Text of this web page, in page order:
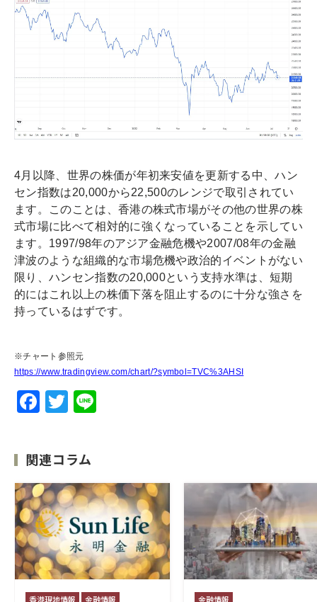
4月以降、世界の株価が年初来安値を更新する中、ハン
セン指数は20,000から22,500のレンジで取引されてい
ます。このことは、香港の株式市場がその他の世界の株
式市場に比べて相対的に強くなっていることを示してい
ます。1997/98年のアジア金融危機や2007/08年の金融
津波のような組織的な市場危機や政治的イベントがない
限り、ハンセン指数の20,000という支持水準は、短期
的にはこれ以上の株価下落を阻止するのに十分な強さを
持っているはずです。
※チャート参照元
https://www.tradingview.com/chart/?symbol=TVC%3AHSI
F
a
c
e
b
o
o
k
T
w
it
te
r
関連コラム
香港現地情報 金融情報 金融情報